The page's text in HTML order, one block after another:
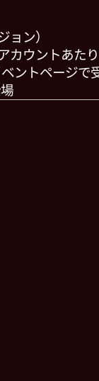
ョン）
カウントあた
ントページで